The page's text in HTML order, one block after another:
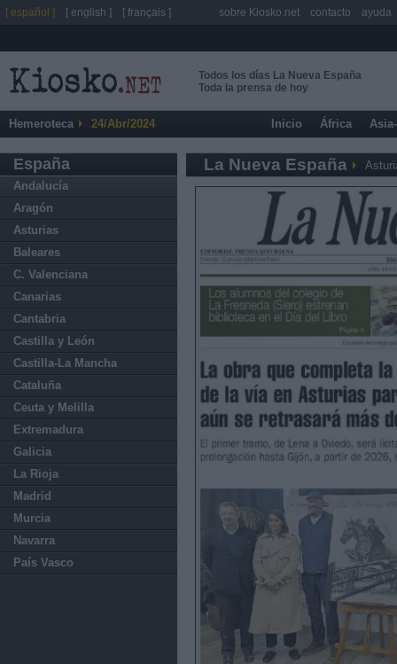
Todos los días La Nueva España
Toda la prensa de hoy
Hemeroteca 24/Abr/2024 Inicio África
España
Andalucía
Aragón
Asturias
Baleares
C. Valenciana
Canarias
Cantabria
Castilla y León
Castilla-La Mancha
Cataluña
Ceuta y Melilla
Extremadura
Galicia
La Rioja
Madrid
Murcia
Navarra
País Vasco
La Nueva España
[ español ] [ english ] [ français ] sobre Kiosko.net contacto ayuda